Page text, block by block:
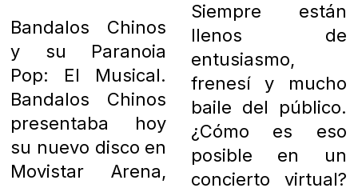
Bandalos Chinos
y su Paranoia
Pop: El Musical.
Bandalos Chinos
presentaba hoy
su nuevo disco en
Movistar Arena,
Siempre están
llenos de
entusiasmo,
frenesí y mucho
baile del público.
¿Cómo es eso
posible en un
concierto virtual?